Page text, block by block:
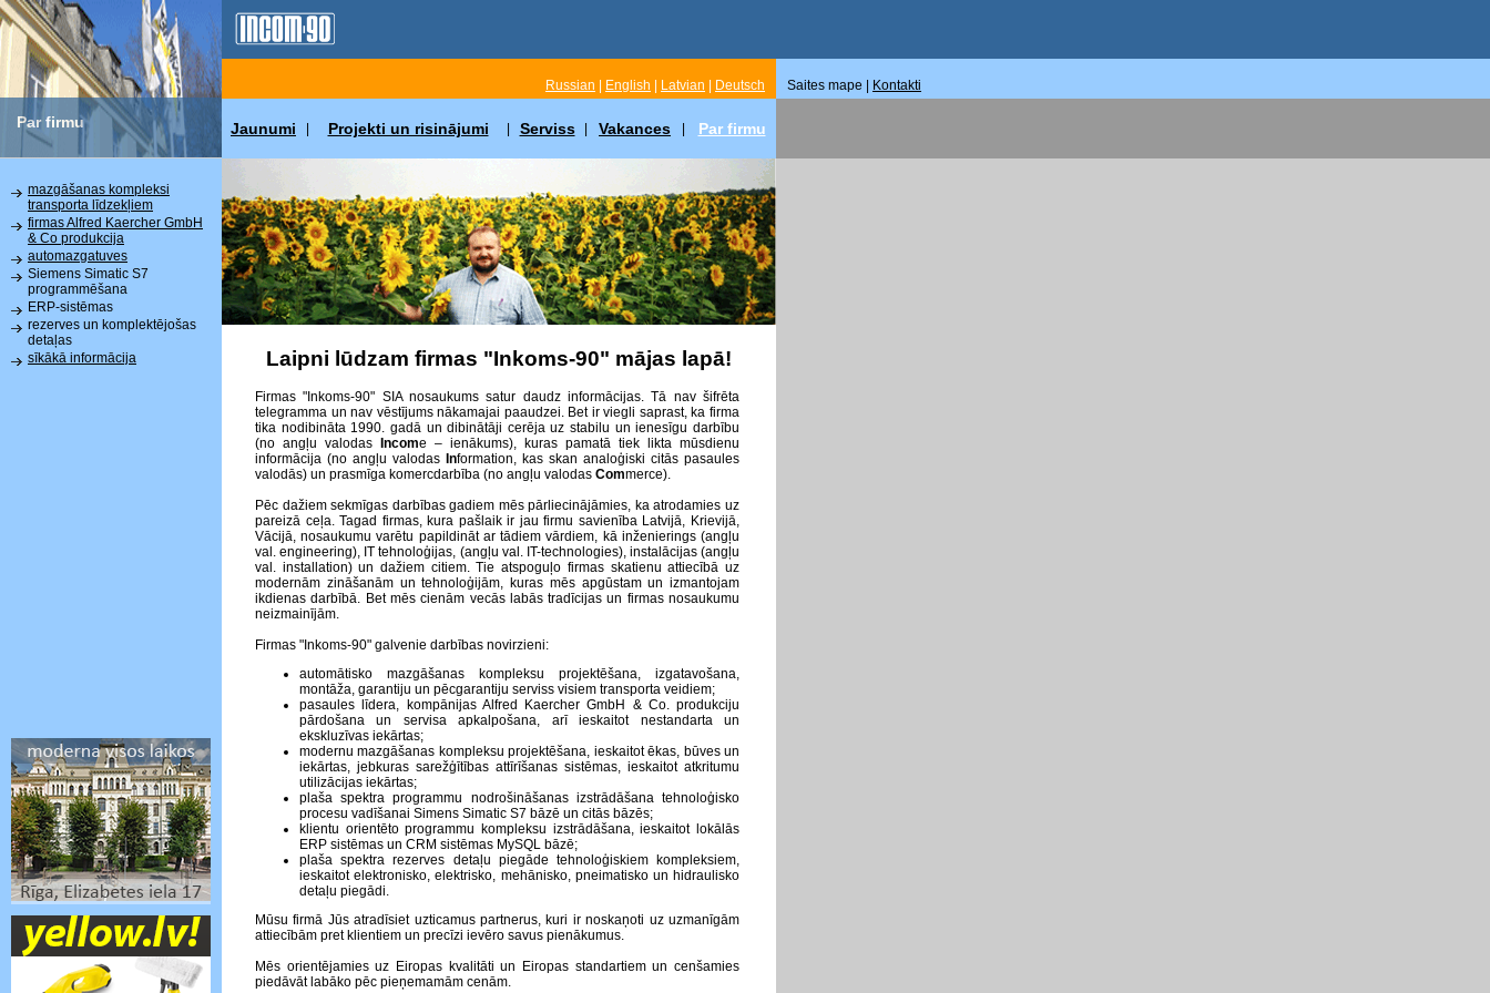
Par firmu
Russian English Latvian Deutsch Saites mape | Kontakti
Jaunumi Projekti un risinājumi Serviss Vakances Par firmu
mazgāšanas kompleksi
transporta līdzekļiem
firmas Alfred Kaercher GmbH
& Co produkcija
automazgatuves
Siemens Simatic S7
programmēšana
ERP-sistēmas
rezerves un komplektējošas
detaļas
sīkākā informācija
Laipni lūdzam firmas "Inkoms-90" mājas lapā!
Firmas "Inkoms-90" SIA nosaukums satur daudz informācijas. Tā nav šifrēta
telegramma un nav vēstījums nākamajai paaudzei. Bet ir viegli saprast, ka firma
tika nodibināta 1990. gadā un dibinātāji cerēja uz stabilu un ienesīgu darbību
(no angļu valodas Income – ienākums), kuras pamatā tiek likta mūsdienu
informācija (no angļu valodas Information, kas skan analoģiski citās pasaules
valodās) un prasmīga komercdarbība (no angļu valodas Сommerce).
Pēc dažiem sekmīgas darbības gadiem mēs pārliecinājāmies, ka atrodamies uz
pareizā ceļa. Tagad firmas, kura pašlaik ir jau firmu savienība Latvijā, Krievijā,
Vācijā, nosaukumu varētu papildināt ar tādiem vārdiem, kā inženierings (angļu
val. engineering), IT tehnoloģijas, (angļu val. IT-technologies), instalācijas (angļu
val. installation) un dažiem citiem. Tie atspoguļo firmas skatienu attiecībā uz
modernām zināšanām un tehnoloģijām, kuras mēs apgūstam un izmantojam
ikdienas darbībā. Bet mēs cienām vecās labās tradīcijas un firmas nosaukumu
neizmainījām.
Firmas "Inkoms-90" galvenie darbības novirzieni:
automātisko mazgāšanas kompleksu projektēšana, izgatavošana,
montāža, garantiju un pēcgarantiju serviss visiem transporta veidiem;
pasaules līdera, kompānijas Alfred Kaercher GmbH & Co. produkciju
pārdošana un servisa apkalpošana, arī ieskaitot nestandarta un
ekskluzīvas iekārtas;
modernu mazgāšanas kompleksu projektēšana, ieskaitot ēkas, būves un
iekārtas, jebkuras sarežģītības attīrīšanas sistēmas, ieskaitot atkritumu
utilizācijas iekārtas;
plaša spektra programmu nodrošināšanas izstrādāšana tehnoloģisko
procesu vadīšanai Simens Simatic S7 bāzē un citās bāzēs;
klientu orientēto programmu kompleksu izstrādāšana, ieskaitot lokālās
ERP sistēmas un CRM sistēmas MySQL bāzē;
plaša spektra rezerves detaļu piegāde tehnoloģiskiem kompleksiem,
ieskaitot elektronisko, elektrisko, mehānisko, pneimatisko un hidraulisko
detaļu piegādi.
Mūsu firmā Jūs atradīsiet uzticamus partnerus, kuri ir noskaņoti uz uzmanīgām
attiecībām pret klientiem un precīzi ievēro savus pienākumus.
Mēs orientējamies uz Eiropas kvalitāti un Eiropas standartiem un cenšamies
piedāvāt labāko pēc pieņemamām cenām.